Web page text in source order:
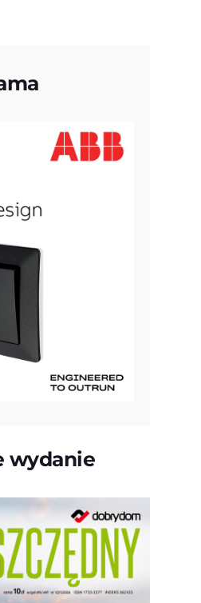
wydanie